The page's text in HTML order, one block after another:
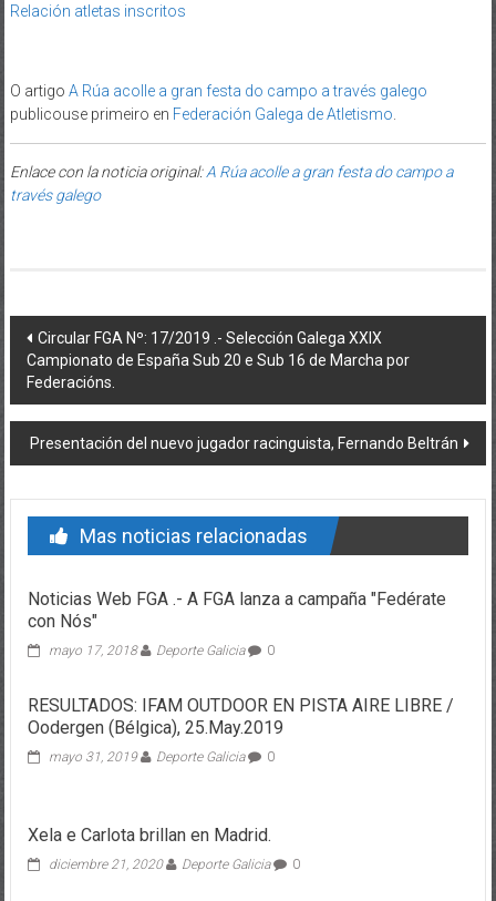
Relación atletas inscritos
O artigo A Rúa acolle a gran festa do campo a través galego
publicouse primeiro en Federación Galega de Atletismo.
Enlace con la noticia original:A Rúa acolle a gran festa do campo a
través galego
Post navigation
Circular FGA Nº: 17/2019 .- Selección Galega XXIX
Campionato de España Sub 20 e Sub 16 de Marcha por
Federacións.
Presentación del nuevo jugador racinguista, Fernando Beltrán
Mas noticias relacionadas
Noticias Web FGA .- A FGA lanza a campaña "Fedérate
con Nós"
mayo 17, 2018 Deporte Galicia 0
RESULTADOS: IFAM OUTDOOR EN PISTA AIRE LIBRE /
Oodergen (Bélgica), 25.May.2019
mayo 31, 2019 Deporte Galicia 0
Xela e Carlota brillan en Madrid.
diciembre 21, 2020 Deporte Galicia 0